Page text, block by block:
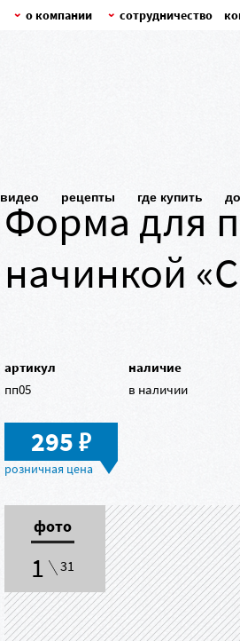
видео рецепты где купить
о компании сотрудничество
Форма для
начинкой
артикул
пп05
наличие
в наличии
295в
фото
1 31